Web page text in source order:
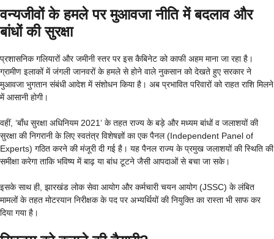
वन्यजीवों के हमले पर मुआवजा नीति में बदलाव और
बांधों की सुरक्षा
प्रशासनिक गलियारों और जमीनी स्तर पर इस कैबिनेट को काफी अहम माना जा रहा है।
ग्रामीण इलाकों में जंगली जानवरों के हमले से होने वाले नुकसान को देखते हुए सरकार ने
मुआवजा भुगतान संबंधी आदेश में संशोधन किया है। अब प्रभावित परिवारों को राहत राशि मिलने
में आसानी होगी।
वहीं, ‘बाँध सुरक्षा अधिनियम 2021’ के तहत राज्य के बड़े और मध्यम बांधों व जलाशयों की
सुरक्षा की निगरानी के लिए स्वतंत्र विशेषज्ञों का एक पैनल (Independent Panel of
Experts) गठित करने की मंजूरी दी गई है। यह पैनल राज्य के प्रमुख जलाशयों की स्थिति की
समीक्षा करेगा ताकि भविष्य में बाढ़ या बांध टूटने जैसी आपदाओं से बचा जा सके।
इसके साथ ही, झारखंड लोक सेवा आयोग और कर्मचारी चयन आयोग (JSSC) के लंबित
मामलों के तहत मोटरयान निरीक्षक के पद पर अभ्यर्थियों की नियुक्ति का रास्ता भी साफ कर
दिया गया है।